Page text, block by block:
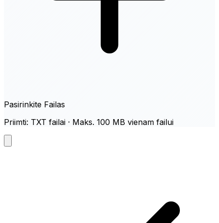
Pasirinkite Failas
Priimti: TXT failai · Maks. 100 MB vienam failui